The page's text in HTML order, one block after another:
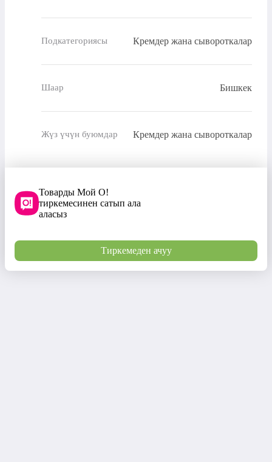
Подкатегориясы Кремдер жана сывороткалар
Шаар Бишкек
Жүз үчүн буюмдар Кремдер жана сывороткалар
Товарды Мой О!
тиркемесинен сатып ала
аласыз
Тиркемеден ачуу